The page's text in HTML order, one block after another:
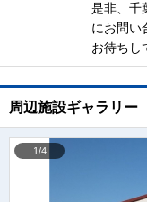
是非、千
にお問い
お待ちし
周辺施設ギャラリー
1/4